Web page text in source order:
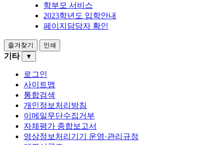
학부모 서비스
2023학년도 입학안내
페이지담당자 확인
즐겨찾기 인쇄
기타 ▼
로그인
사이트맵
통합검색
개인정보처리방침
이메일무단수집거부
자체평가 종합보고서
영상정보처리기기 운영·관리규정